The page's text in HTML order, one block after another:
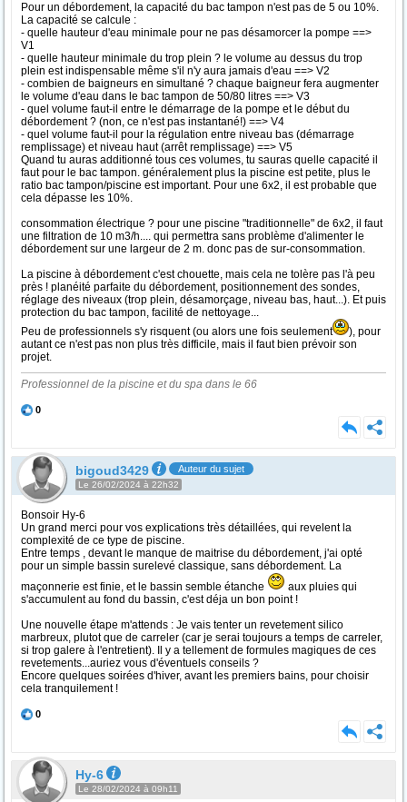
Pour un débordement, la capacité du bac tampon n'est pas de 5 ou 10%.
La capacité se calcule :
- quelle hauteur d'eau minimale pour ne pas désamorcer la pompe ==>
V1
- quelle hauteur minimale du trop plein ? le volume au dessus du trop
plein est indispensable même s'il n'y aura jamais d'eau ==> V2
- combien de baigneurs en simultané ? chaque baigneur fera augmenter
le volume d'eau dans le bac tampon de 50/80 litres ==> V3
- quel volume faut-il entre le démarrage de la pompe et le début du
débordement ? (non, ce n'est pas instantané!) ==> V4
- quel volume faut-il pour la régulation entre niveau bas (démarrage
remplissage) et niveau haut (arrêt remplissage) ==> V5
Quand tu auras additionné tous ces volumes, tu sauras quelle capacité il
faut pour le bac tampon. généralement plus la piscine est petite, plus le
ratio bac tampon/piscine est important. Pour une 6x2, il est probable que
cela dépasse les 10%.
consommation électrique ? pour une piscine "traditionnelle" de 6x2, il faut
une filtration de 10 m3/h.... qui permettra sans problème d'alimenter le
débordement sur une largeur de 2 m. donc pas de sur-consommation.
La piscine à débordement c'est chouette, mais cela ne tolère pas l'à peu
près ! planéité parfaite du débordement, positionnement des sondes,
réglage des niveaux (trop plein, désamorçage, niveau bas, haut...). Et puis
protection du bac tampon, facilité de nettoyage...
Peu de professionnels s'y risquent (ou alors une fois seulement
), pour
autant ce n'est pas non plus très difficile, mais il faut bien prévoir son
projet.
Professionnel de la piscine et du spa dans le 66
0
bigoud3429 Auteur du sujet
Le 26/02/2024 à 22h32
Bonsoir Hy-6
Un grand merci pour vos explications très détaillées, qui revelent la
complexité de ce type de piscine.
Entre temps , devant le manque de maitrise du débordement, j'ai opté
pour un simple bassin surelevé classique, sans débordement. La
maçonnerie est finie, et le bassin semble étanche
aux pluies qui
s'accumulent au fond du bassin, c'est déja un bon point !
Une nouvelle étape m'attends : Je vais tenter un revetement silico
marbreux, plutot que de carreler (car je serai toujours a temps de carreler,
si trop galere à l'entretient). Il y a tellement de formules magiques de ces
revetements...auriez vous d'éventuels conseils ?
Encore quelques soirées d'hiver, avant les premiers bains, pour choisir
cela tranquilement !
0
Hy-6
Le 28/02/2024 à 09h11